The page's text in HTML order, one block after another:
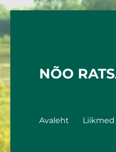
NÕO
Avaleht Liikmed